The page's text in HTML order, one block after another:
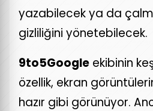
yazabilecek ya da
gizliliğini yönetebilecek.
9to5Google ekibinin
özellik, ekran
hazır gibi görünüyor.